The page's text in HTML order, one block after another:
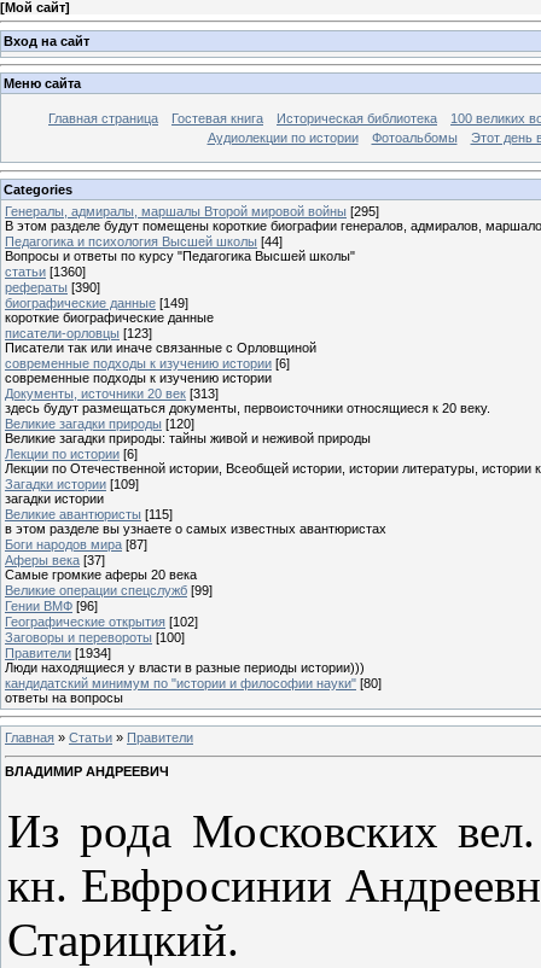
[Мой сайт]
Вход на сайт
Меню сайта
Главная страница Гостевая книга Историческая библиотека
100 великих
Аудиолекции по истории
Фотоальбомы Этот день
Categories
Генералы, адмиралы, маршалы Второй мировой войны [295]
В этом разделе будут помещены короткие биографии генералов, адмиралов,
Педагогика и психология Высшей школы [44]
Вопросы и ответы по курсу "Педагогика Высшей школы"
статьи [1360]
рефераты [390]
биографические данные [149]
короткие биографические данные
писатели-орловцы [123]
Писатели так или иначе связанные с Орловщиной
современные подходы к изучению истории [6]
современные подходы к изучению истории
Документы, источники 20 век [313]
здесь будут размещаться документы, первоисточники относящиеся к 20 веку.
Великие загадки природы [120]
Великие загадки природы: тайны живой и неживой природы
Лекции по истории [6]
Лекции по Отечественной истории, Всеобщей истории, истории литературы, истории
Загадки истории [109]
загадки истории
Великие авантюристы [115]
в этом разделе вы узнаете о самых известных авантюристах
Боги народов мира [87]
Аферы века [37]
Самые громкие аферы 20 века
Великие операции спецслужб [99]
Гении ВМФ [96]
Географические открытия [102]
Заговоры и перевороты [100]
Правители [1934]
Люди находящиеся у власти в разные периоды истории)))
кандидатский минимум по "истории и философии науки" [80]
ответы на вопросы
Главная » Статьи » Правители
ВЛАДИМИР АНДРЕЕВИЧ
Из рода Московских
кн. Евфросинии
Старицкий.